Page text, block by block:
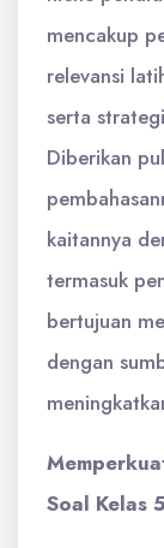
mencakup
relevansi
serta
Diberikan
kaitannya
termasuk
bertujuan
dengan
Soal Kelas